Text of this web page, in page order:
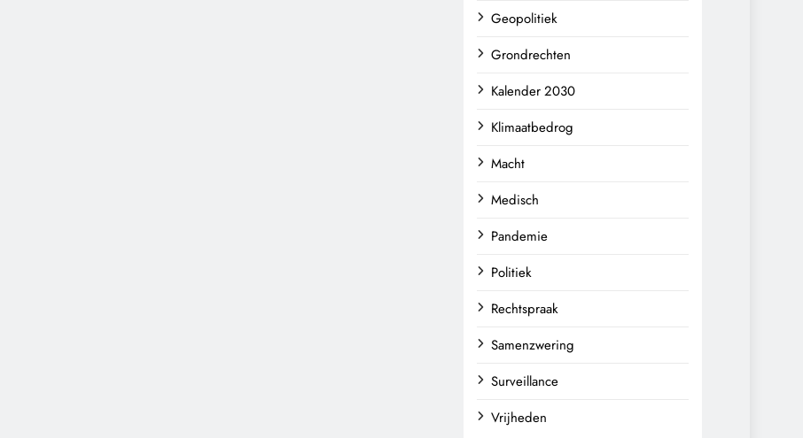
Geopolitiek
Grondrechten
Kalender 2030
Klimaatbedrog
Macht
Medisch
Pandemie
Politiek
Rechtspraak
Samenzwering
Surveillance
Vrijheden